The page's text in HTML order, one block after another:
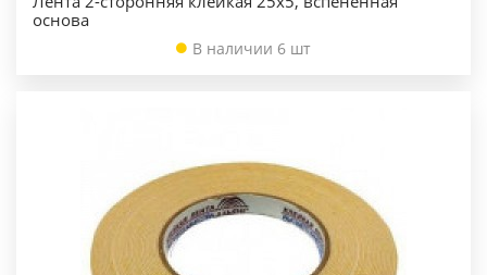
основа
В наличии 6 шт